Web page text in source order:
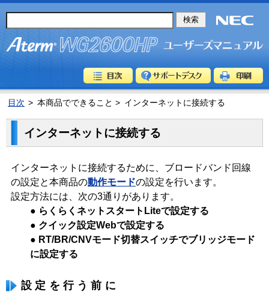
目次 > 本商品でできること > インターネットに接続する
インターネットに接続する
インターネットに接続するために、ブロードバンド回線
の設定と本商品の動作モードの設定を行います。
設定方法には、次の3通りがあります。
● らくらくネットスタートLiteで設定する
● クイック設定Webで設定する
● RT/BR/CNVモード切替スイッチでブリッジモード
に設定する
設定を行う前に